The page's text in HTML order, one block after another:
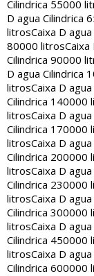
Cilindrica 55000
D agua Cilindrica
litrosCaixa D
80000 litros
Cilindrica 90000
D agua Cilindrica
litrosCaixa D
Cilindrica 140000
litrosCaixa D
Cilindrica 170000
litrosCaixa D
Cilindrica 200000
litrosCaixa D
Cilindrica 230000
litrosCaixa D
Cilindrica 300000
litrosCaixa D
Cilindrica 450000
litrosCaixa D
Cilindrica 600000